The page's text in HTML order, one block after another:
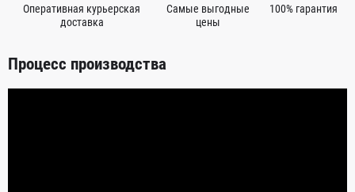
Оперативная курьерская
доставка
Самые выгодные
цены
100% гарантия
Процесс производства